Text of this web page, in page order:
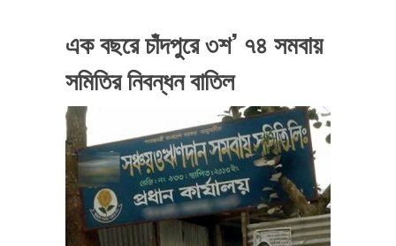
এক বছরে চাঁদপুরে ৩শ’ ৭৪ সমবায়
সমিতির নিবন্ধন বাতিল